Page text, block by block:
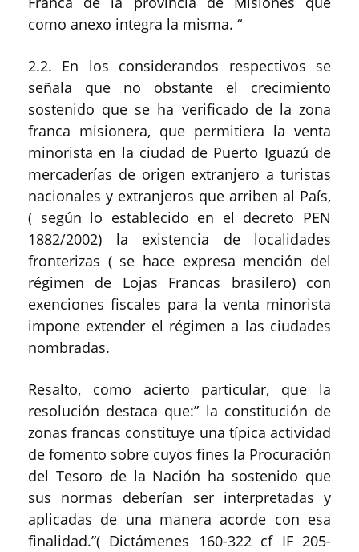
como anexo integra la misma. “
2.2. En los considerandos respectivos se
señala que no obstante el crecimiento
sostenido que se ha verificado de la zona
franca misionera, que permitiera la venta
minorista en la ciudad de Puerto Iguazú de
mercaderías de origen extranjero a turistas
nacionales y extranjeros que arriben al País,
( según lo establecido en el decreto PEN
1882/2002) la existencia de localidades
fronterizas ( se hace expresa mención del
régimen de Lojas Francas brasilero) con
exenciones fiscales para la venta minorista
impone extender el régimen a las ciudades
nombradas.
Resalto, como acierto particular, que la
resolución destaca que:” la constitución de
zonas francas constituye una típica actividad
de fomento sobre cuyos fines la Procuración
del Tesoro de la Nación ha sostenido que
sus normas deberían ser interpretadas y
aplicadas de una manera acorde con esa
finalidad.”( Dictámenes 160-322 cf IF 205-